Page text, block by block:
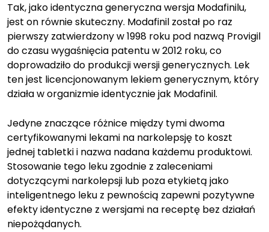
Tak, jako identyczna generyczna wersja Modafinilu,
jest on równie skuteczny. Modafinil został po raz
pierwszy zatwierdzony w 1998 roku pod nazwą Provigil
do czasu wygaśnięcia patentu w 2012 roku, co
doprowadziło do produkcji wersji generycznych. Lek
ten jest licencjonowanym lekiem generycznym, który
działa w organizmie identycznie jak Modafinil.
Jedyne znaczące różnice między tymi dwoma
certyfikowanymi lekami na narkolepsję to koszt
jednej tabletki i nazwa nadana każdemu produktowi.
Stosowanie tego leku zgodnie z zaleceniami
dotyczącymi narkolepsji lub poza etykietą jako
inteligentnego leku z pewnością zapewni pozytywne
efekty identyczne z wersjami na receptę bez działań
niepożądanych.